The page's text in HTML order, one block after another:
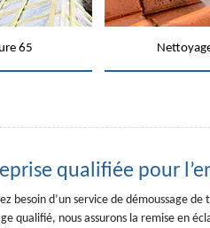
65
qualifiée pour
besoin d’un service de démoussage
qualifié, nous assurons la remise en